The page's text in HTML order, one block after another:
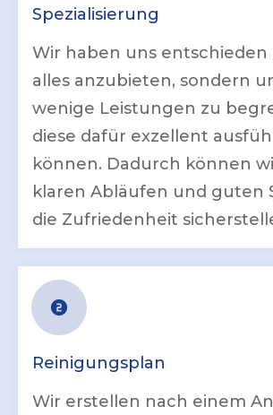
Spezialisierung
Wir haben uns
alles anzubieten, sondern
wenige Leistungen zu
diese dafür exzellent
können. Dadurch können
klaren Abläufen und guten
die Zufriedenheit
Reinigungsplan
Wir erstellen nach einem